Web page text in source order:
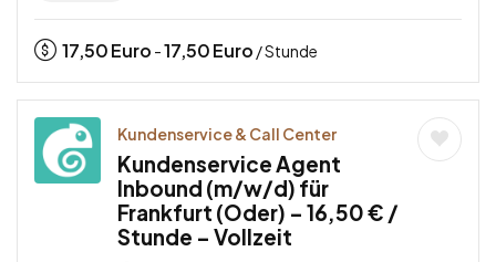
17,50Euro -17,50Euro / Stunde
Kundenservice & Call Center
Kundenservice Agent
Inbound (m/w/d) für
Frankfurt (Oder) – 16,50 € /
Stunde – Vollzeit